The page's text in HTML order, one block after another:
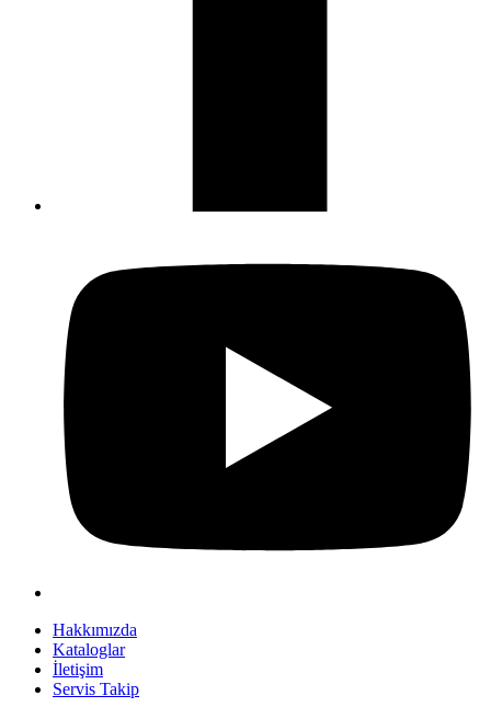
Hakkımızda
Kataloglar
İletişim
Servis Takip